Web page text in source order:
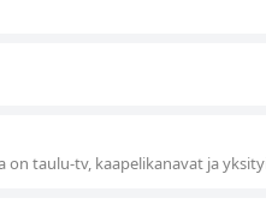
on taulu-tv, kaapelikanavat ja